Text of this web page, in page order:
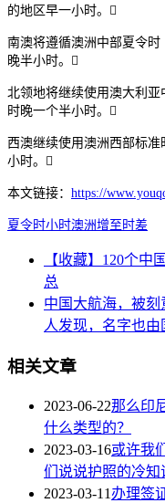
的地区早一小时。
南澳将遵循澳洲中部夏令
晚半小时。
北领地将继续使用澳大利
时晚一个半小时。
西澳继续使用澳洲西部标
小时。
本文链接： https://
夏令时小时澳洲增至 时差
【收藏】120个中
总
中国大航海，被
人发现，名字也由
相关文章
2023-06-22那么印
什么类型的？
2023-03-16或许我
们说说护照的冷知
2023-03-11 办理签